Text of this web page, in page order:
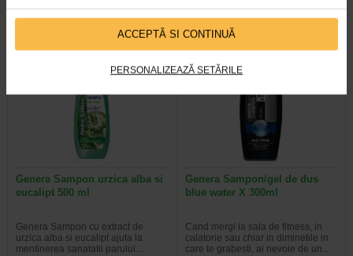
ACCEPTĂ SI CONTINUĂ
PERSONALIZEAZĂ SETĂRILE
Genera Sampon urzica alba si
eucalipt 500 ml
Genera Sampon cu extract de
urzica alba si eucalipt ajuta la
mentinerea sanatatii parului…
Genera Sampon/gel de dus
blue water X 300ml
Cand mergi la sala de fitness, in
calatorie sau chiar in diminetile in
care te grabesti, ai nevoie de un…